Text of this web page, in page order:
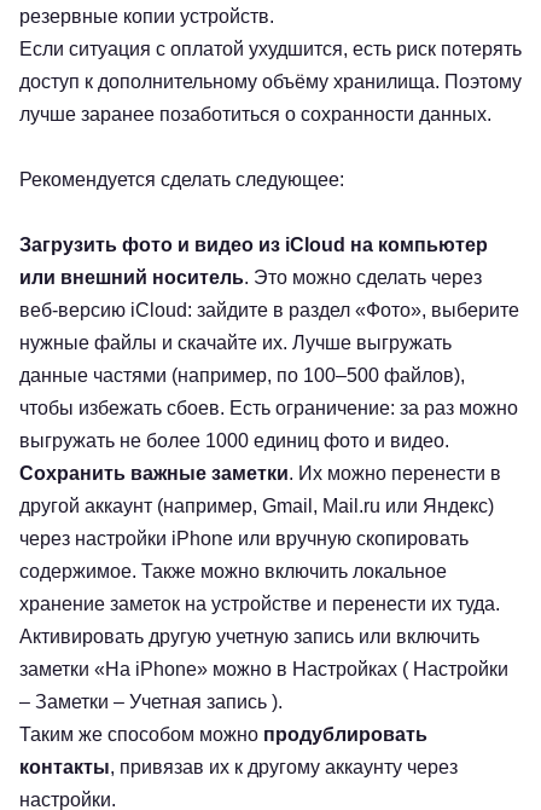
резервные копии устройств.
Если ситуация с оплатой ухудшится, есть риск потерять
доступ к дополнительному объёму хранилища. Поэтому
лучше заранее позаботиться о сохранности данных.
Рекомендуется сделать следующее:
Загрузить фото и видео из iCloud на компьютер
или внешний носитель. Это можно сделать через
веб-версию iCloud: зайдите в раздел «Фото», выберите
нужные файлы и скачайте их. Лучше выгружать
данные частями (например, по 100–500 файлов),
чтобы избежать сбоев. Есть ограничение: за раз можно
выгружать не более 1000 единиц фото и видео.
Сохранить важные заметки. Их можно перенести в
другой аккаунт (например, Gmail, Mail.ru или Яндекс)
через настройки iPhone или вручную скопировать
содержимое. Также можно включить локальное
хранение заметок на устройстве и перенести их туда.
Активировать другую учетную запись или включить
заметки «На iPhone» можно в Настройках ( Настройки
– Заметки – Учетная запись ).
Таким же способом можно продублировать
контакты, привязав их к другому аккаунту через
настройки.